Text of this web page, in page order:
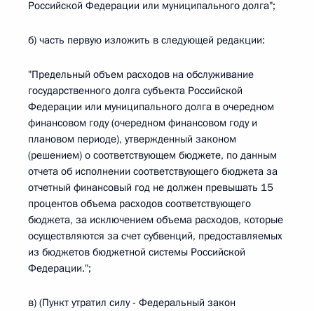
Российской Федерации или муниципального долга";
б) часть первую изложить в следующей редакции:
"Предельный объем расходов на обслуживание
государственного долга субъекта Российской
Федерации или муниципального долга в очередном
финансовом году (очередном финансовом году и
плановом периоде), утвержденный законом
(решением) о соответствующем бюджете, по данным
отчета об исполнении соответствующего бюджета за
отчетный финансовый год не должен превышать 15
процентов объема расходов соответствующего
бюджета, за исключением объема расходов, которые
осуществляются за счет субвенций, предоставляемых
из бюджетов бюджетной системы Российской
Федерации.";
в) (Пункт утратил силу - Федеральный закон